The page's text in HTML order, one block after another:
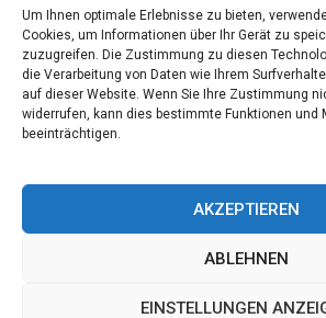
Um Ihnen optimale Erlebnisse zu bieten,
Cookies, um Informationen über Ihr Gerät zu
zuzugreifen. Die Zustimmung zu diesen
die Verarbeitung von Daten wie Ihrem
auf dieser Website. Wenn Sie Ihre Zustimmung
widerrufen, kann dies bestimmte Funktionen und
beeinträchtigen.
AKZEPTIEREN
ABLEHNEN
EINSTELLUNGEN
Ist Lockpicking in Deutschland verboten?